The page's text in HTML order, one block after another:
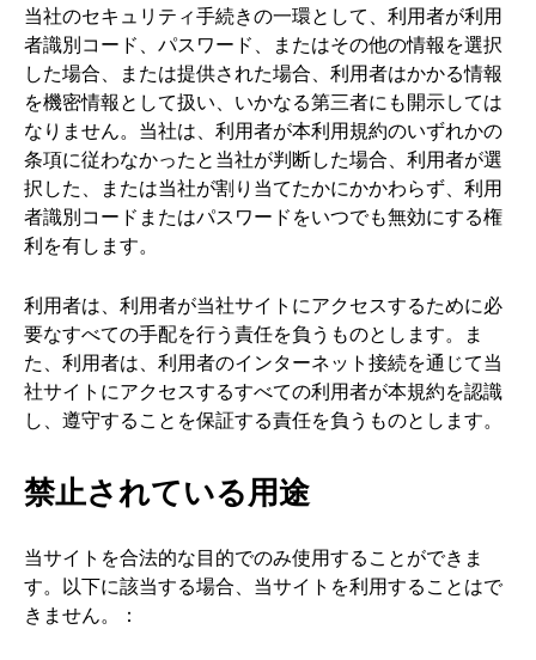
当社のセキュリティ手続きの一環として、利用者が利用
者識別コード、パスワード、またはその他の情報を選択
した場合、または提供された場合、利用者はかかる情報
を機密情報として扱い、いかなる第三者にも開示しては
なりません。当社は、利用者が本利用規約のいずれかの
条項に従わなかったと当社が判断した場合、利用者が選
択した、または当社が割り当てたかにかかわらず、利用
者識別コードまたはパスワードをいつでも無効にする権
利を有します。
利用者は、利用者が当社サイトにアクセスするために必
要なすべての手配を行う責任を負うものとします。ま
た、利用者は、利用者のインターネット接続を通じて当
社サイトにアクセスするすべての利用者が本規約を認識
し、遵守することを保証する責任を負うものとします。
禁止されている用途
当サイトを合法的な目的でのみ使用することができま
す。以下に該当する場合、当サイトを利用することはで
きません。：